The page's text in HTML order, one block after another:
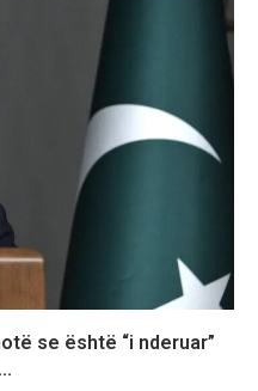
se është “i nderuar”